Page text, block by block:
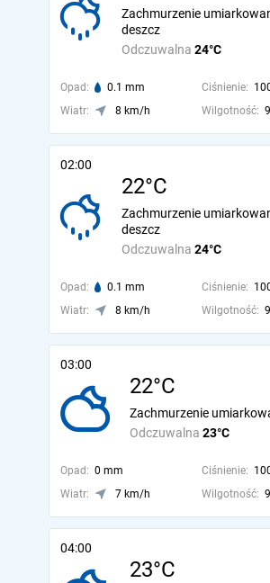
Odczuwalna 24°C
Zachmurzenie
deszcz
Opad: 0.1 mm Ciśnienie:
Wiatr:
8 km/h Wilgotność:
02:00
22°C
Odczuwalna 24°C
Zachmurzenie
deszcz
Opad: 0.1 mm Ciśnienie:
Wiatr:
8 km/h Wilgotność:
03:00
22°C
Odczuwalna 23°C
Zachmurzenie
Opad: 0 mm Ciśnienie:
Wiatr:
7 km/h Wilgotność:
04:00
23°C